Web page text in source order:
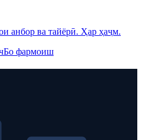
анбор ва тайёрӣ. Ҳар ҳаҷм.
Бо фармоиш